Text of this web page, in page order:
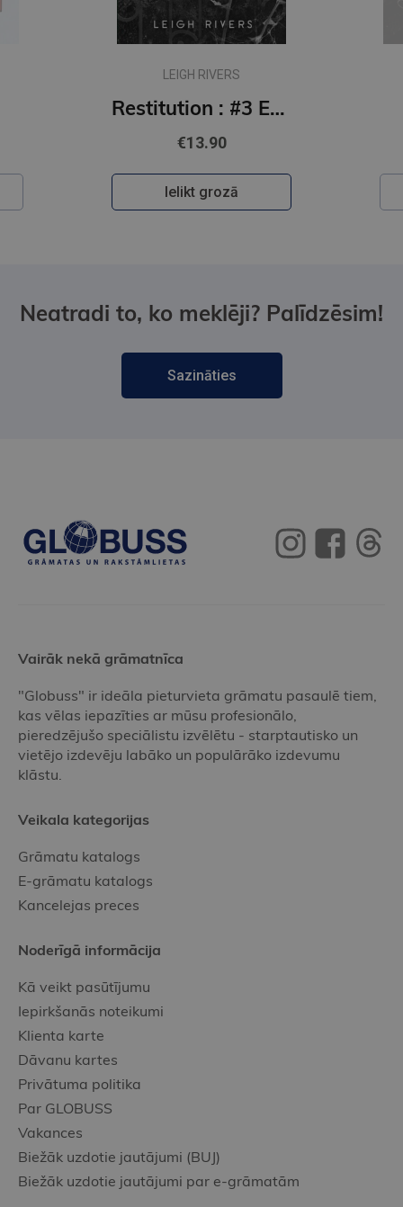
LEIGH RIVERS
Restitution : #3 Edge of Darkness series : delux paperback featuring exclusive character artwork
€13.90
Ielikt grozā
Neatradi to, ko meklēji? Palīdzēsim!
Sazināties
Vairāk nekā grāmatnīca
"Globuss" ir ideāla pieturvieta grāmatu pasaulē tiem,
kas vēlas iepazīties ar mūsu profesionālo,
pieredzējušo speciālistu izvēlētu - starptautisko un
vietējo izdevēju labāko un populārāko izdevumu
klāstu.
Veikala kategorijas
Grāmatu katalogs
E-grāmatu katalogs
Kancelejas preces
Noderīgā informācija
Kā veikt pasūtījumu
Iepirkšanās noteikumi
Klienta karte
Dāvanu kartes
Privātuma politika
Par GLOBUSS
Vakances
Biežāk uzdotie jautājumi (BUJ)
Biežāk uzdotie jautājumi par e-grāmatām